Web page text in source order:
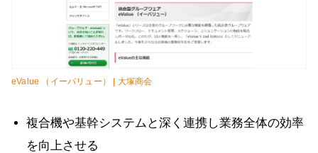
eValue （イーバリュー） | 大塚商会
複合機や基幹システムと深く連携し業務全体の効率
を向上させる